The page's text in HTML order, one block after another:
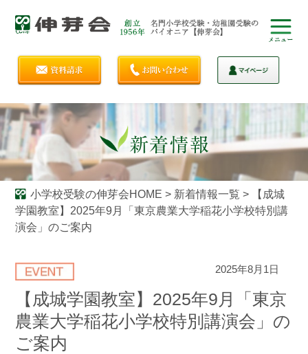
小学校受験の伸芽会HOME > 新着情報一覧 >
【成城
学園教室】2025年9月「東京農業大学稲花小学校特別講
演会」のご案内
2025年8月1日
【成城学園教室】2025年9月「東京
農業大学稲花小学校特別講演会」の
ご案内